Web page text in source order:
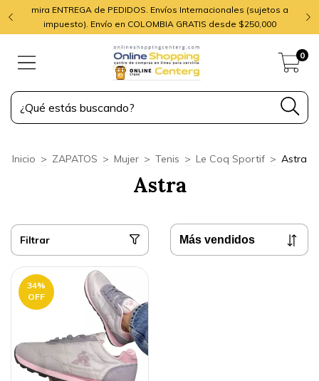
mira ENTREGA de PEDIDOS. Envíos Internacionales (sujetos a
impuesto). Envío en COLOMBIA GRATIS desde $250,000
0
Inicio > ZAPATOS > Mujer > Tenis > Le Coq Sportif > Astra
Astra
Filtrar
34%
OFF